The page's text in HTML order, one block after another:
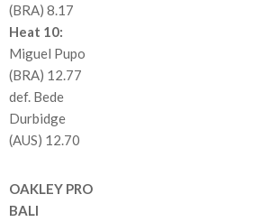
(BRA) 8.17
Heat 10:
Miguel Pupo
(BRA) 12.77
def. Bede
Durbidge
(AUS) 12.70
OAKLEY PRO
BALI